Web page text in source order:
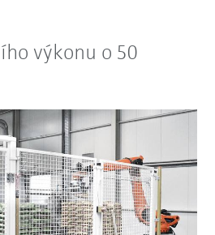
výkonu o 50